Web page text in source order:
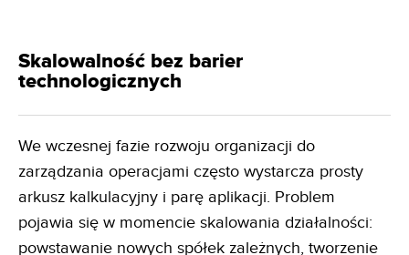
Skalowalność bez barier
technologicznych
We wczesnej fazie rozwoju organizacji do
zarządzania operacjami często wystarcza prosty
arkusz kalkulacyjny i parę aplikacji. Problem
pojawia się w momencie skalowania działalności:
powstawanie nowych spółek zależnych, tworzenie